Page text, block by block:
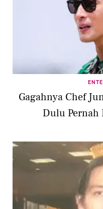
Gagahnya Chef
Dulu Pernah